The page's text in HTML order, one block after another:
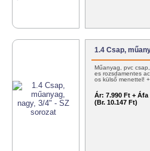
1.4 Csap,
Műanyag, pvc
es rozsdamentes
os külső menettel!
Ár: 7.990 Ft + Áfa
(Br. 10.147 Ft)